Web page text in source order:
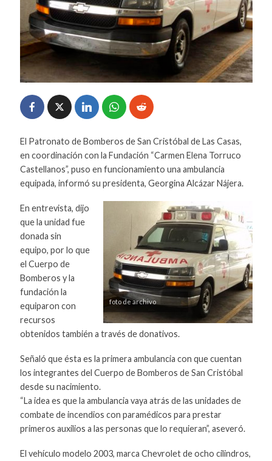
El Patronato de Bomberos de San Cristóbal de Las Casas,
en coordinación con la Fundación “Carmen Elena Torruco
Castellanos”, puso en funcionamiento una ambulancia
equipada, informó su presidenta, Georgina Alcázar Nájera.
foto de archivo
En entrevista, dijo
que la unidad fue
donada sin
equipo, por lo que
el Cuerpo de
Bomberos y la
fundación la
equiparon con
recursos
obtenidos también a través de donativos.
Señaló que ésta es la primera ambulancia con que cuentan
los integrantes del Cuerpo de Bomberos de San Cristóbal
desde su nacimiento.
“La idea es que la ambulancia vaya atrás de las unidades de
combate de incendios con paramédicos para prestar
primeros auxilios a las personas que lo requieran”, aseveró.
El vehículo modelo 2003, marca Chevrolet de ocho cilindros,